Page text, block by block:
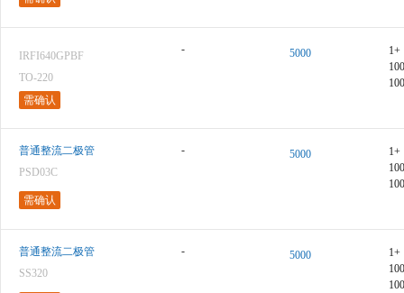
IRFI640GPBF
TO-220
需确认
- 5000
1+
普通整流二极管
PSD03C
需确认
- 5000
1+
普通整流二极管
SS320
- 5000
1+